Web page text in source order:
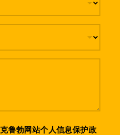
克鲁勃网站个人信息保护政